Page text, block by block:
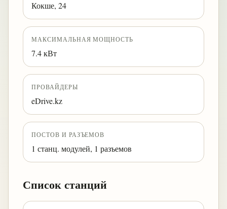
Кокше, 24
МАКСИМАЛЬНАЯ МОЩНОСТЬ
7.4 кВт
ПРОВАЙДЕРЫ
eDrive.kz
ПОСТОВ И РАЗЪЕМОВ
1 станц. модулей, 1 разъемов
Список станций